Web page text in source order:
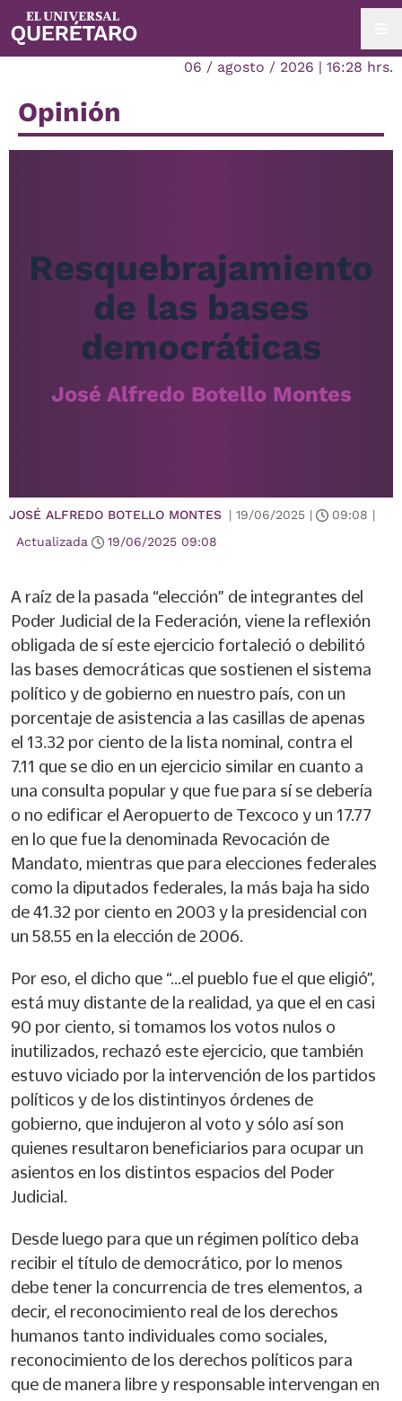
06 / agosto / 2026 | 16:28 hrs.
Opinión
Resquebrajamiento
de las bases
democráticas
José Alfredo Botello Montes
JOSÉ ALFREDO BOTELLO MONTES | 19/06/2025 | 09:08 |
Actualizada
19/06/2025 09:08
A raíz de la pasada “elección” de integrantes del
Poder Judicial de la Federación, viene la reflexión
obligada de sí este ejercicio fortaleció o debilitó
las bases democráticas que sostienen el sistema
político y de gobierno en nuestro país, con un
porcentaje de asistencia a las casillas de apenas
el 13.32 por ciento de la lista nominal, contra el
7.11 que se dio en un ejercicio similar en cuanto a
una consulta popular y que fue para sí se debería
o no edificar el Aeropuerto de Texcoco y un 17.77
en lo que fue la denominada Revocación de
Mandato, mientras que para elecciones federales
como la diputados federales, la más baja ha sido
de 41.32 por ciento en 2003 y la presidencial con
un 58.55 en la elección de 2006.
Por eso, el dicho que “…el pueblo fue el que eligió”,
está muy distante de la realidad, ya que el en casi
90 por ciento, si tomamos los votos nulos o
inutilizados, rechazó este ejercicio, que también
estuvo viciado por la intervención de los partidos
políticos y de los distintinyos órdenes de
gobierno, que indujeron al voto y sólo así son
quienes resultaron beneficiarios para ocupar un
asientos en los distintos espacios del Poder
Judicial.
Desde luego para que un régimen político deba
recibir el título de democrático, por lo menos
debe tener la concurrencia de tres elementos, a
decir, el reconocimiento real de los derechos
humanos tanto individuales como sociales,
reconocimiento de los derechos políticos para
que de manera libre y responsable intervengan en